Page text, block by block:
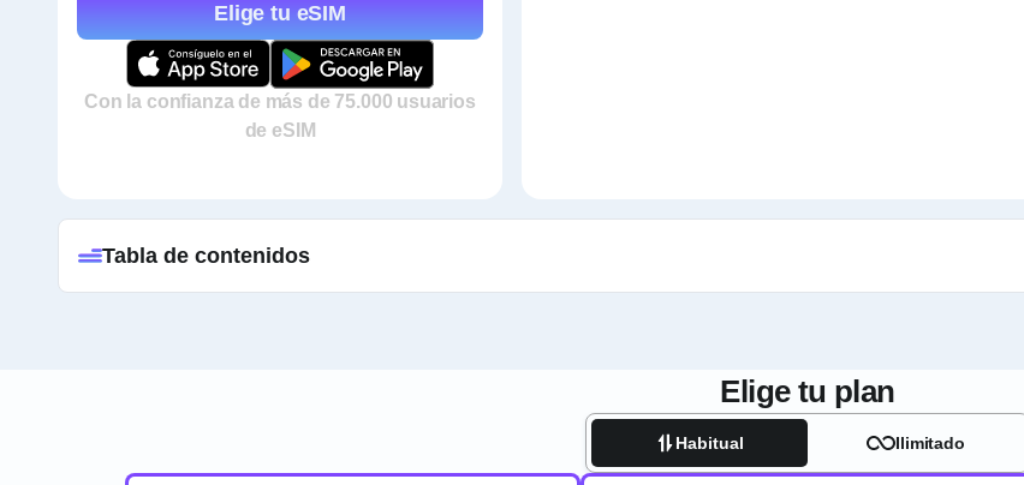
Elige tu eSIM
Con la confianza de más de 75.000 usuarios
de eSIM
Tabla de contenidos
Elige tu plan
Habitual Ilimitado